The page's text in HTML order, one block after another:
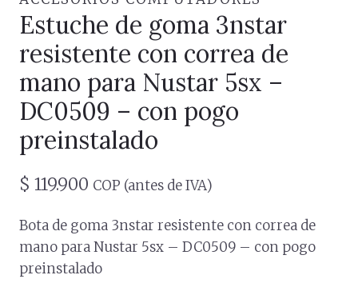
Estuche de goma 3nstar
resistente con correa de
mano para Nustar 5sx –
DC0509 – con pogo
preinstalado
$ 119.900 COP (antes de IVA)
Bota de goma 3nstar resistente con correa de
mano para Nustar 5sx – DC0509 – con pogo
preinstalado